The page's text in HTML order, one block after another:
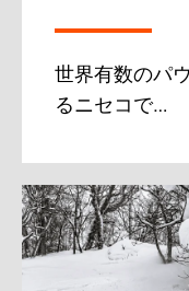
世界有数のパ
るニセコで…